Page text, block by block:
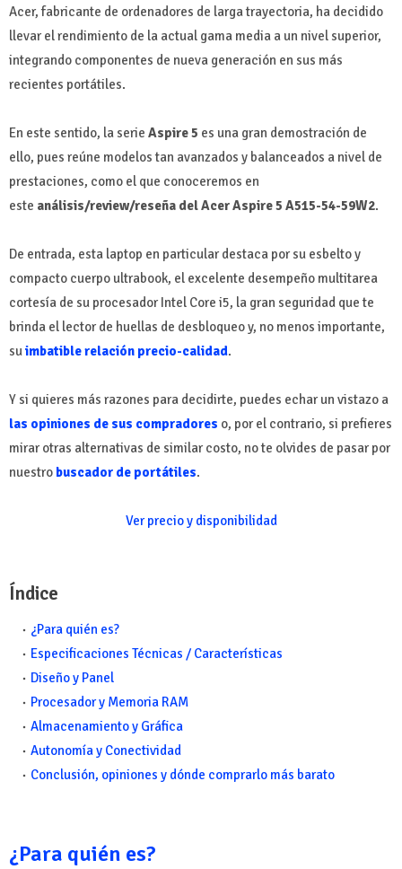
Acer, fabricante de ordenadores de larga trayectoria, ha decidido
llevar el rendimiento de la actual gama media a un nivel superior,
integrando componentes de nueva generación en sus más
recientes portátiles.
En este sentido, la serie Aspire 5 es una gran demostración de
ello, pues reúne modelos tan avanzados y balanceados a nivel de
prestaciones, como el que conoceremos en
este análisis/review/reseña del Acer Aspire 5 A515-54-59W2.
De entrada, esta laptop en particular destaca por su esbelto y
compacto cuerpo ultrabook, el excelente desempeño multitarea
cortesía de su procesador Intel Core i5, la gran seguridad que te
brinda el lector de huellas de desbloqueo y, no menos importante,
suimbatible relación precio-calidad.
Y si quieres más razones para decidirte, puedes echar un vistazo a
las opiniones de sus compradores o, por el contrario, si prefieres
mirar otras alternativas de similar costo, no te olvides de pasar por
nuestro buscador de portátiles.
Ver precio y disponibilidad
Índice
¿Para quién es?
Especificaciones Técnicas / Características
Diseño y Panel
Procesador y Memoria RAM
Almacenamiento y Gráfica
Autonomía y Conectividad
Conclusión, opiniones y dónde comprarlo más barato
¿Para quién es?